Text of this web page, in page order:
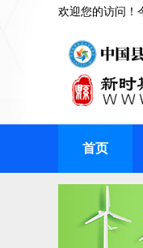
欢迎您的访问！
首页